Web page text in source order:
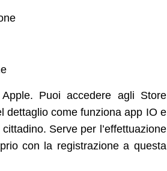
Puoi accedere agli Store
dettaglio come funziona app IO e
Serve per l’effettuazione
con la registrazione a questa